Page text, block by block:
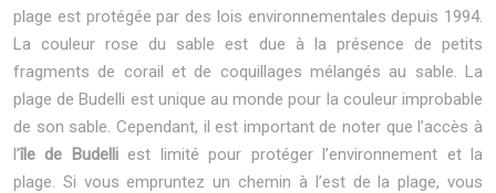
plage est protégée par des lois environnementales depuis 1994.
La couleur rose du sable est due à la présence de petits
fragments de corail et de coquillages mélangés au sable. La
plage de Budelli est unique au monde pour la couleur improbable
de son sable. Cependant, il est important de noter que l’accès à
l’île de Budelliest limité pour protéger l’environnement et la
plage. Si vous empruntez un chemin à l’est de la plage, vous